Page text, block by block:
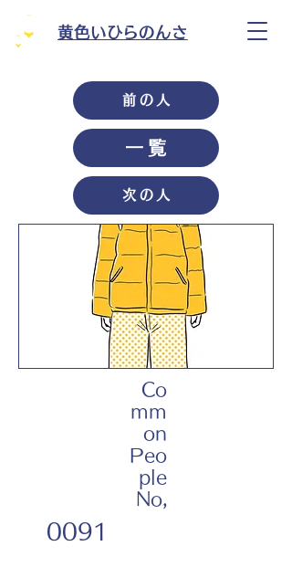
黄色いひらのんさ
前の人
一覧
次の人
Co
mm
on
Peo
ple
No,
0091